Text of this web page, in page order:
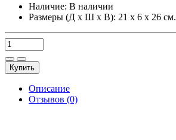
Наличие: В наличии
Размеры (Д х Ш х В): 21 х 6 х 26 см.
Купить
Описание
Отзывов (0)